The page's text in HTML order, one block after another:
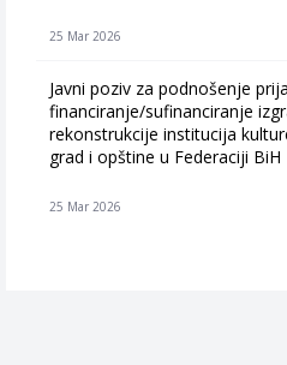
25 Mar 2026
Javni poziv za podnošenje
financiranje/sufinanciranje
rekonstrukcije institucija
grad i opštine u Federaciji BiH
25 Mar 2026